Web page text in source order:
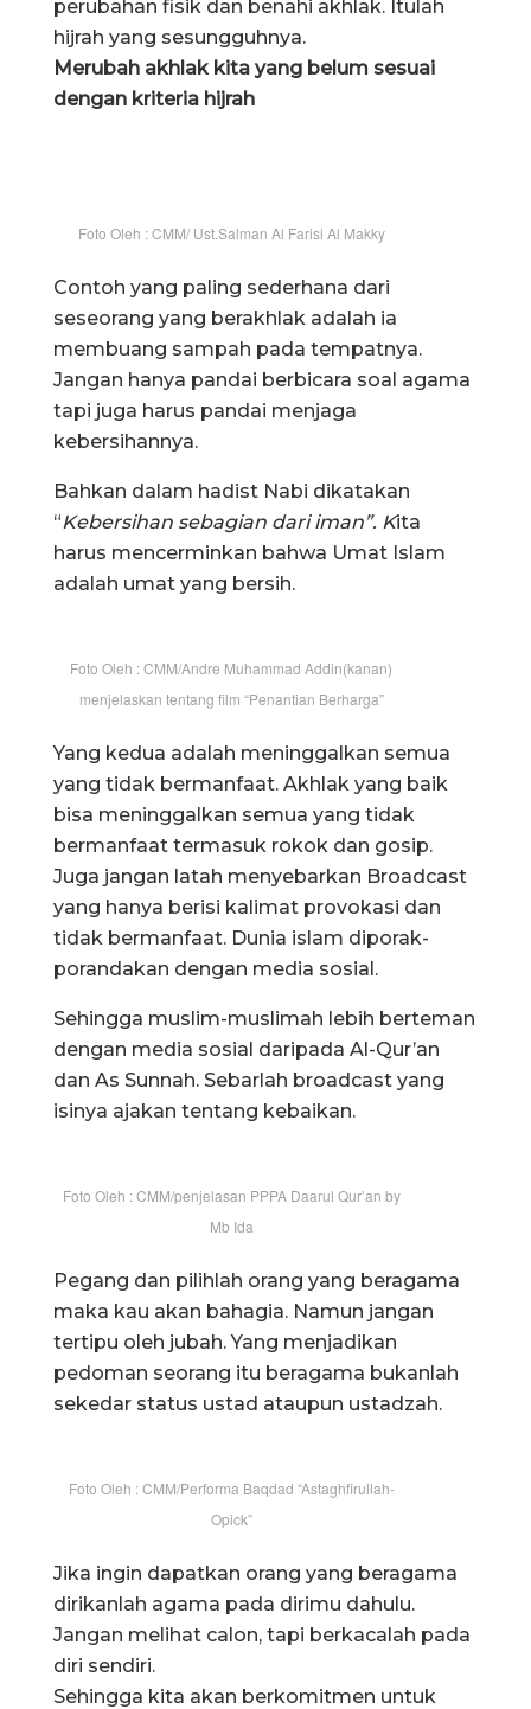
perubahan fisik dan benahi akhlak. Itulah
hijrah yang sesungguhnya.
Merubah akhlak kita yang belum sesuai
dengan kriteria hijrah
Foto Oleh : CMM/ Ust.Salman Al Farisi Al Makky
Contoh yang paling sederhana dari
seseorang yang berakhlak adalah ia
membuang sampah pada tempatnya.
Jangan hanya pandai berbicara soal agama
tapi juga harus pandai menjaga
kebersihannya.
Bahkan dalam hadist Nabi dikatakan
“Kebersihan sebagian dari iman”. Kita
harus mencerminkan bahwa Umat Islam
adalah umat yang bersih.
Foto Oleh : CMM/Andre Muhammad Addin(kanan)
menjelaskan tentang film “Penantian Berharga”
Yang kedua adalah meninggalkan semua
yang tidak bermanfaat. Akhlak yang baik
bisa meninggalkan semua yang tidak
bermanfaat termasuk rokok dan gosip.
Juga jangan latah menyebarkan Broadcast
yang hanya berisi kalimat provokasi dan
tidak bermanfaat. Dunia islam diporak-
porandakan dengan media sosial.
Sehingga muslim-muslimah lebih berteman
dengan media sosial daripada Al-Qur’an
dan As Sunnah. Sebarlah broadcast yang
isinya ajakan tentang kebaikan.
Foto Oleh : CMM/penjelasan PPPA Daarul Qur’an by
Mb Ida
Pegang dan pilihlah orang yang beragama
maka kau akan bahagia. Namun jangan
tertipu oleh jubah. Yang menjadikan
pedoman seorang itu beragama bukanlah
sekedar status ustad ataupun ustadzah.
Foto Oleh : CMM/Performa Baqdad “Astaghfirullah-
Opick”
Jika ingin dapatkan orang yang beragama
dirikanlah agama pada dirimu dahulu.
Jangan melihat calon, tapi berkacalah pada
diri sendiri.
Sehingga kita akan berkomitmen untuk